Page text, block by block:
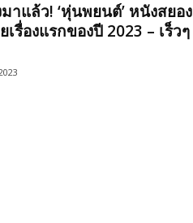
าแล้ว! ‘หุ่นพยนต์’ หนังสยอง
รื่องแรกของปี 2023 – เร็วๆ